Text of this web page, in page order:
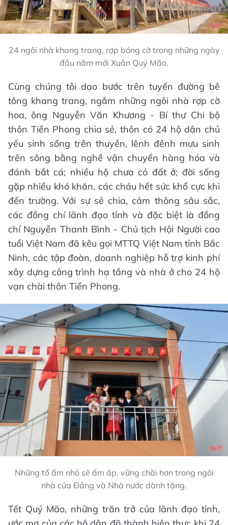
24 ngôi nhà khang trang, rợp bóng cờ trong những ngày
đầu năm mới Xuân Quý Mão.
Cùng chúng tôi dạo bước trên tuyến đường bê
tông khang trang, ngắm những ngôi nhà rợp cờ
hoa, ông Nguyễn Văn Khương - Bí thư Chi bộ
thôn Tiền Phong chia sẻ, thôn có 24 hộ dân chủ
yếu sinh sống trên thuyền, lênh đênh mưu sinh
trên sông bằng nghề vận chuyển hàng hóa và
đánh bắt cá; nhiều hộ chưa có đất ở; đời sống
gặp nhiều khó khăn, các cháu hết sức khổ cực khi
đến trường. Với sự sẻ chia, cảm thông sâu sắc,
các đồng chí lãnh đạo tỉnh và đặc biệt là đồng
chí Nguyễn Thanh Bình - Chủ tịch Hội Người cao
tuổi Việt Nam đã kêu gọi MTTQ Việt Nam tỉnh Bắc
Ninh, các tập đoàn, doanh nghiệp hỗ trợ kinh phí
xây dựng công trình hạ tầng và nhà ở cho 24 hộ
vạn chài thôn Tiền Phong.
Những tổ ấm nhỏ sẽ ấm áp, vững chãi hơn trong ngôi
nhà của Đảng và Nhà nước dành tặng.
Tết Quý Mão, những trăn trở của lãnh đạo tỉnh,